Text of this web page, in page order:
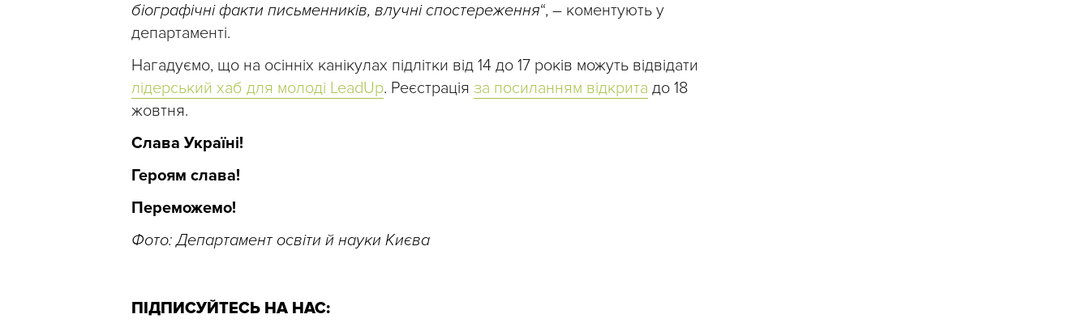
біографічні факти письменників, влучні спостереження“, – коментують у
департаменті.
Нагадуємо, що на осінніх канікулах підлітки від 14 до 17 років можуть відвідати
лідерський хаб для молоді LeadUp. Реєстрація за посиланням відкрита до 18
жовтня.
Слава Україні!
Героям слава!
Переможемо!
Фото: Департамент освіти й науки Києва
ПІДПИСУЙТЕСЬ НА НАС: